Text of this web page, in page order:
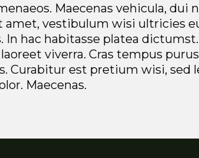
Maecenas vehicula, dui
amet, vestibulum wisi ultricies
hac habitasse platea
viverra. Cras tempus
Curabitur est pretium wisi, sed
Maecenas.